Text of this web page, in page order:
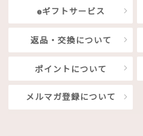
eギフトサービス
返品・交換について
ポイントについて
メルマガ登録について